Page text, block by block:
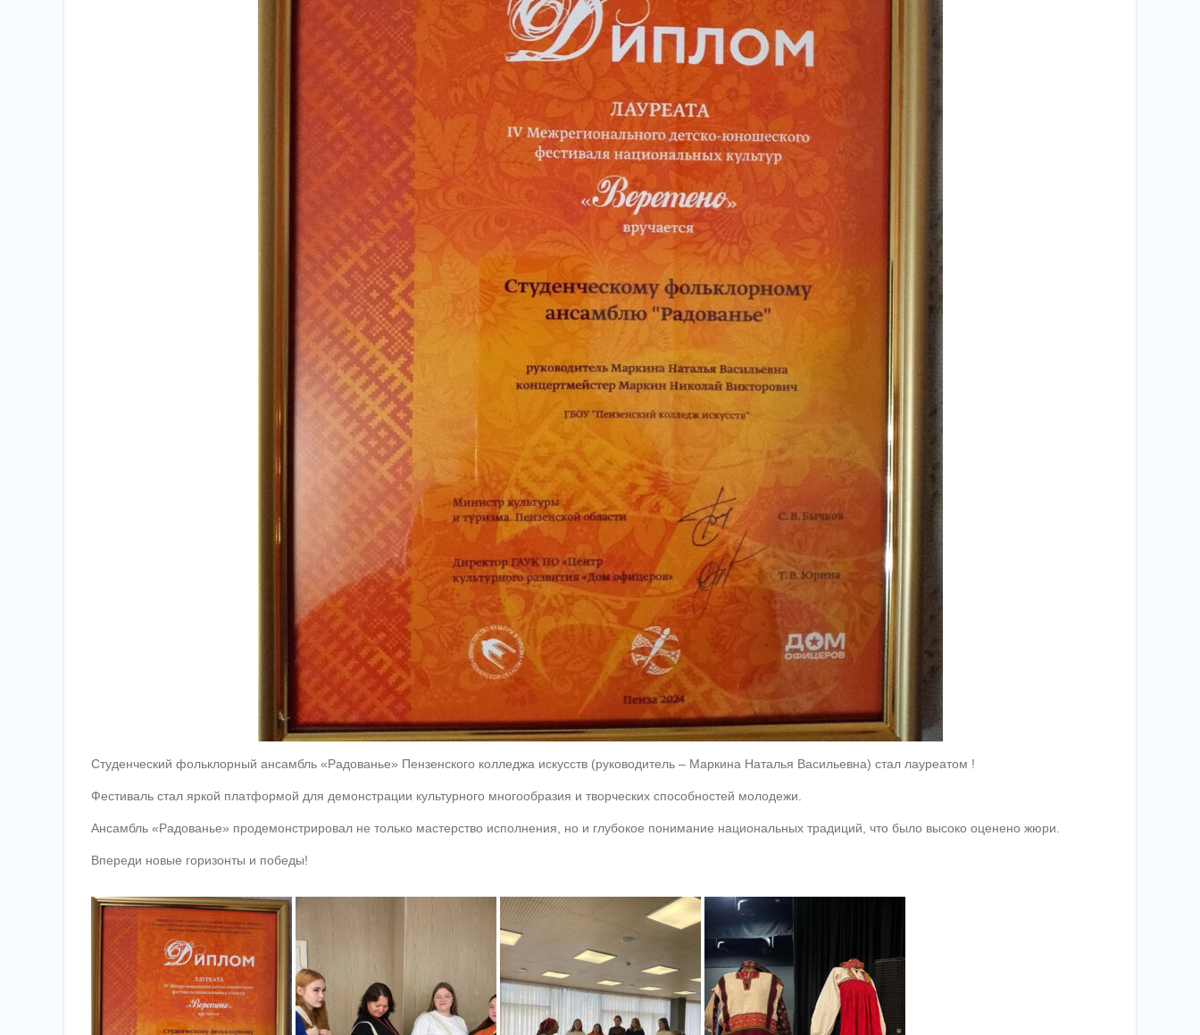
Студенческий фольклорный ансамбль «Радованье» Пензенского колледжа искусств (руководитель – Маркина Наталья Васильевна) стал лауреатом !
Фестиваль стал яркой платформой для демонстрации культурного многообразия и творческих способностей молодежи.
Ансамбль «Радованье» продемонстрировал не только мастерство исполнения, но и глубокое понимание национальных традиций, что было высоко оценено жюри.
Впереди новые горизонты и победы!